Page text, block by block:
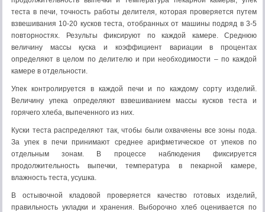
теста в печи, точность работы делителя, которая проверяется путем
взвешивания 10-20 кусков теста, отобранных от машины подряд в 3-5
повторностях. Результы фиксируют по каждой камере. Среднюю
величину массы куска и коэффициент вариации в процентах
определяют в целом по делителю и при необходимости – по каждой
камере в отдельности.
Упек контролируется в каждой печи и по каждому сорту изделий.
Величину упека определяют взвешиванием массы кусков теста и
горячего хлеба, выпеченного из них.
Куски теста распределяют так, чтобы были охвачяены все зоны пода.
За упек в печи принимают среднее арифметическое от упеков по
отдельным зонам. В процессе наблюдения фиксируется
продолжительность выпечки, температура в пекарной камере,
влажность теста, усушка.
В остывочной кладовой проверяется качество готовых изделий,
правильность укладки и хранения. Выборочно хлеб оценивается по